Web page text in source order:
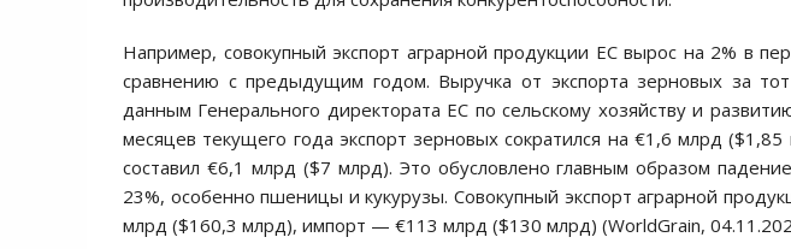
Например, совокупный экспорт аграрной продукции ЕС вырос на 2% в
сравнению с предыдущим годом. Выручка от экспорта зерновых за
данным Генерального директората ЕС по сельскому хозяйству и
месяцев текущего года экспорт зерновых сократился на €1,6 млрд
составил €6,1 млрд ($7 млрд). Это обусловлено главным образом
23%, особенно пшеницы и кукурузы. Совокупный экспорт аграрной
млрд ($160,3 млрд), импорт — €113 млрд ($130 млрд) (WorldGrain,